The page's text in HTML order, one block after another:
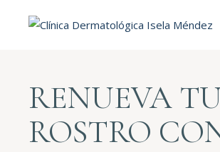
RENUEVA
ROSTRO